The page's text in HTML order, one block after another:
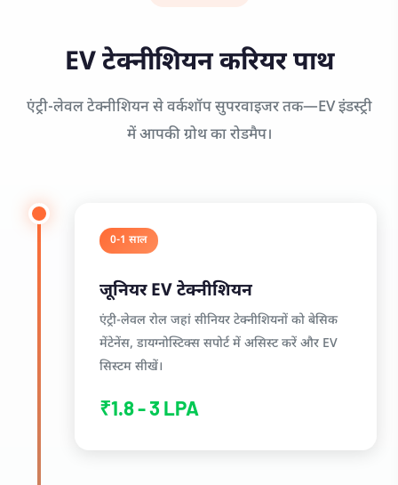
EV टेक्नीशियन करियर पाथ
एंट्री-लेवल टेक्नीशियन से वर्कशॉप सुपरवाइजर तक—EV इंडस्ट्री
में आपकी ग्रोथ का रोडमैप।
0-1 साल
जूनियर EV टेक्नीशियन
एंट्री-लेवल रोल जहां सीनियर टेक्नीशियनों को बेसिक
मेंटेनेंस, डायग्नोस्टिक्स सपोर्ट में असिस्ट करें और EV
सिस्टम सीखें।
₹1.8 - 3 LPA